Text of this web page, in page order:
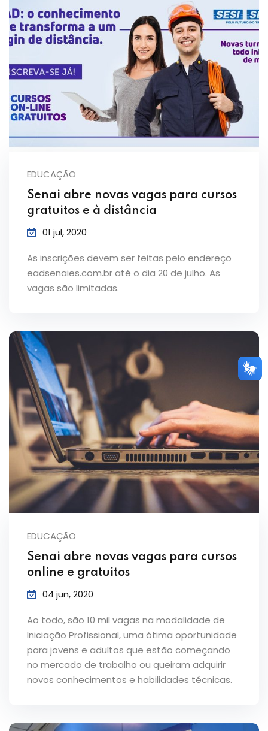
EDUCAÇÃO
Senai abre novas vagas para cursos
gratuitos e à distância
01 jul, 2020
As inscrições devem ser feitas pelo endereço
eadsenaies.com.br até o dia 20 de julho. As
vagas são limitadas.
EDUCAÇÃO
Senai abre novas vagas para cursos
online e gratuitos
04 jun, 2020
Ao todo, são 10 mil vagas na modalidade de
Iniciação Profissional, uma ótima oportunidade
para jovens e adultos que estão começando
no mercado de trabalho ou queiram adquirir
novos conhecimentos e habilidades técnicas.